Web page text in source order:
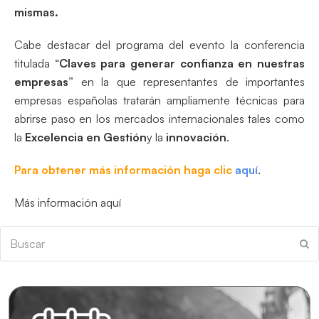
mismas.
Cabe destacar del programa del evento la conferencia
titulada “Claves para generar confianza en nuestras
empresas” en la que representantes de importantes
empresas españolas tratarán ampliamente técnicas para
abrirse paso en los mercados internacionales tales como
la Excelencia en Gestióny la innovación.
Para obtener más información haga clic aquí.
Más información aquí